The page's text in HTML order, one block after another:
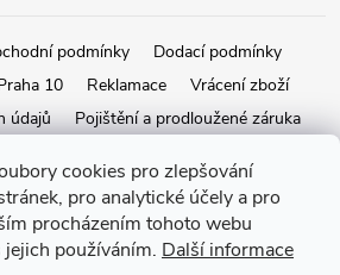
cookies pro zlepšování
pro analytické účely a pro
procházením tohoto webu
používáním. Další informace
podmínky
Dodací podmínky
10
Reklamace
Vrácení zboží
údajů
Pojištění a prodloužené záruka
. Všechna práva vyhrazena.Upravit nastavení
cookies